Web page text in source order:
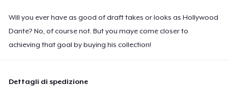
Will you ever have as good of draft takes or looks as Hollywood
Dante? No, of course not. But you maye come closer to
achieving that goal by buying his collection!
Dettagli di spedizione